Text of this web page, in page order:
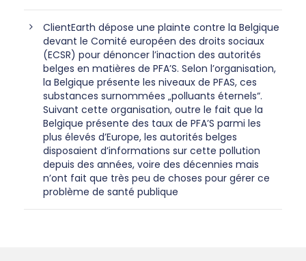
ClientEarth dépose une plainte contre la Belgique
devant le Comité européen des droits sociaux
(ECSR) pour dénoncer l’inaction des autorités
belges en matières de PFA’S. Selon l’organisation,
la Belgique présente les niveaux de PFAS, ces
substances surnommées „polluants éternels“.
Suivant cette organisation, outre le fait que la
Belgique présente des taux de PFA’S parmi les
plus élevés d’Europe, les autorités belges
disposaient d’informations sur cette pollution
depuis des années, voire des décennies mais
n’ont fait que très peu de choses pour gérer ce
problème de santé publique